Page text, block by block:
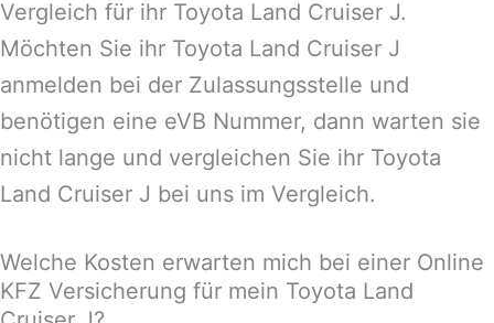
Vergleich für ihr Toyota Land Cruiser J.
Möchten Sie ihr Toyota Land Cruiser J
anmelden bei der Zulassungsstelle und
benötigen eine eVB Nummer, dann warten sie
nicht lange und vergleichen Sie ihr Toyota
Land Cruiser J bei uns im Vergleich.
Welche Kosten erwarten mich bei einer Online
KFZ Versicherung für mein Toyota Land